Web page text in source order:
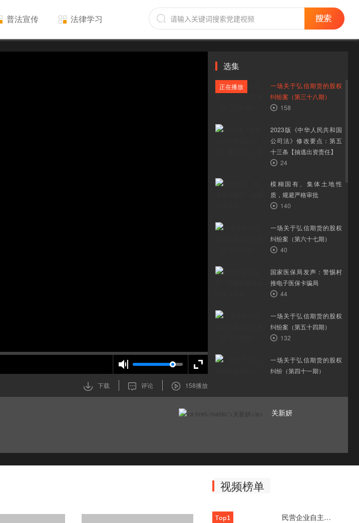
普法宣传 法律学习
下载 评论 158播放
选集
正在播放
一场关于弘信期货的股权
纠纷案（第三十八期）
158
2023版《中华人民共和国
公司法》修改要点：第五
十三条【抽逃出资责任】
24
模糊国有、集体土地性
质，规避严格审批
140
一场关于弘信期货的股权
纠纷案（第六十七期）
40
国家医保局发声：警惕村
推电子医保卡骗局
44
一场关于弘信期货的股权
纠纷案（第五十四期）
132
一场关于弘信期货的股权
纠纷（第四十一期）
权争夺战背后的真相
65
关新妍
视频榜单
民营企业自主权，你了解多少？